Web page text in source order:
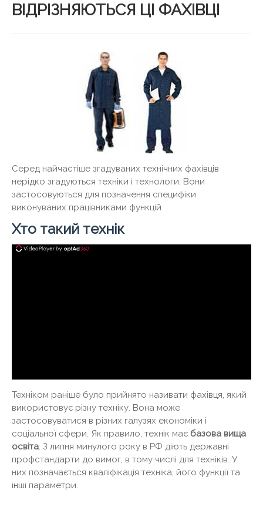
ВІДРІЗНЯЮТЬСЯ ЦІ ФАХІВЦІ
Серед найчастіше згадуваних технічних фахівців
нерідко згадуються техніки і технологи. Вони
застосовуються для позначення специфіки
виконуваних працівниками функцій
Хто такий технік
Техніком раніше було прийнято називати фахівця, який
використовує різну техніку. Вона може
застосовуватися в різних галузях економіки і
соціальної сфери. Як правило, технік має базова вища
освіта . З липня минулого року в РФ діють державні
профстандарти до вимог, в тому числі для техніків. У
них позначається кваліфікація техніка, його функції та
інші параметри.